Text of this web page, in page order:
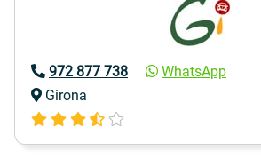
972 877 738
WhatsApp
Girona